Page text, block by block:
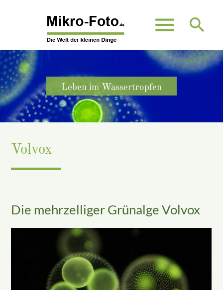
menu search
Suchbegriffe SUCHEN
Leben im Wassertropfen
Volvox
Die mehrzelliger Grünalge Volvox